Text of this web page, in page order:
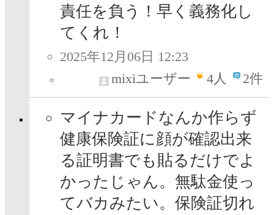
責任を負う！早く義務化し
てくれ！
2025年12月06日 12:23
mixiユーザー
4人 2件
マイナカードなんか作らず
健康保険証に顔が確認出来
る証明書でも貼るだけでよ
かったじゃん。無駄金使っ
てバカみたい。保険証切れ